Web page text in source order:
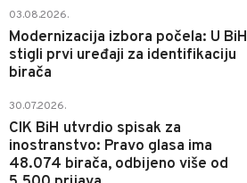
03.08.2026.
Modernizacija izbora počela: U BiH
stigli prvi uređaji za identifikaciju
birača
30.07.2026.
CIK BiH utvrdio spisak za
inostranstvo: Pravo glasa ima
48.074 birača, odbijeno više od